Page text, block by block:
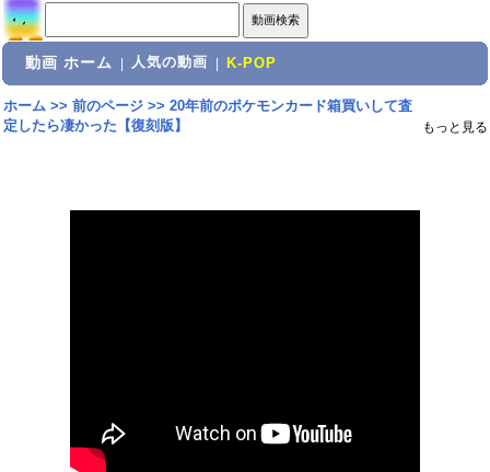
動画 ホーム 人気の動画 K-POP
ホーム>> 前のページ>> 20年前のポケモンカード箱買いして査
定したら凄かった【復刻版】
もっと見る